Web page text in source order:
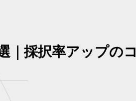
｜採択率アップのコ